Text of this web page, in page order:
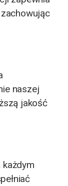
naszej
jakość
każdym